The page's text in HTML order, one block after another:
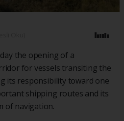
the opening of a
for vessels transiting the
its responsibility toward one
shipping routes and its
of navigation.